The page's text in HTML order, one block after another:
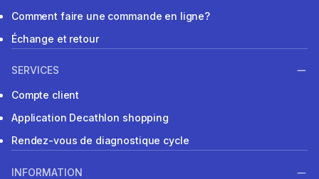
Comment faire une commande en ligne?
Échange et retour
SERVICES
Compte client
Application Decathlon shopping
Rendez-vous de diagnostique cycle
INFORMATION